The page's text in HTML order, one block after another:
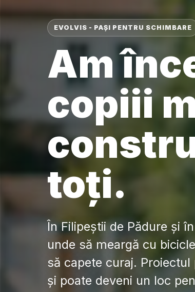
EVOLVIS - PAȘI PENTRU SCHIMBARE
Am
copiii
toți.
În Filipeștii de Pădure și
unde să meargă cu
să capete curaj.
și poate deveni un loc